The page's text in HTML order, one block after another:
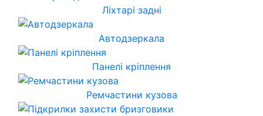
Ліхтарі задні
Автодзеркала
Панелі кріплення
Ремчастини кузова